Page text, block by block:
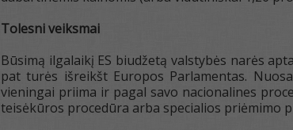
Tolesni veiksmai
Būsimą ilgalaikį ES biudžetą valstybės narės
pat turės išreikšt Europos Parlamentas.
vieningai priima ir pagal savo nacionalines
teisėkūros procedūra arba specialios priėmimo